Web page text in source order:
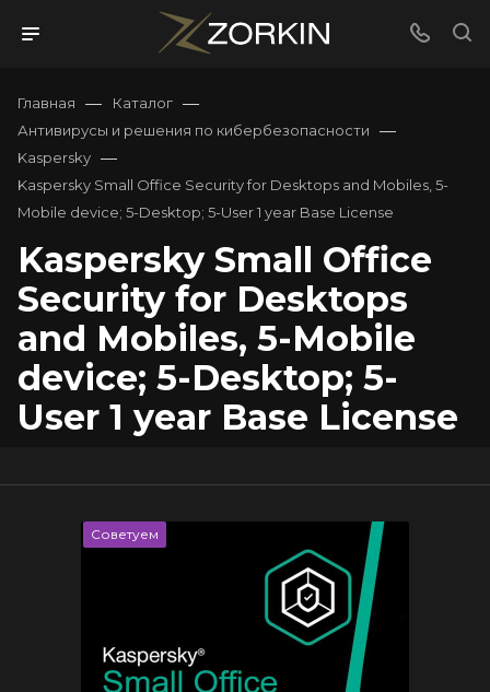
Главная — Каталог —
Антивирусы и решения по кибербезопасности —
Kaspersky —
Kaspersky Small Office Security for Desktops and Mobiles, 5-
Mobile device; 5-Desktop; 5-User 1 year Base License
Kaspersky Small Office
Security for Desktops
and Mobiles, 5-Mobile
device; 5-Desktop; 5-
User 1 year Base License
Советуем